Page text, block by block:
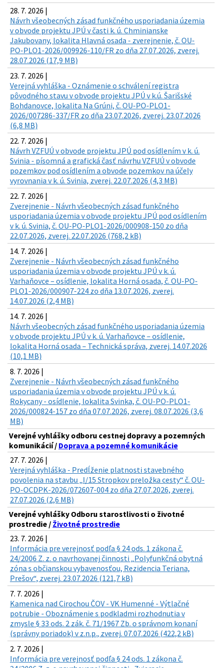
28. 7. 2026 |
Návrh všeobecných zásad funkčného usporiadania územia
v obvode projektu JPÚ v časti k. ú. Chminianske
Jakubovany, lokalita Hlavná osada - zverejnenie, č. OU-
PO-PLO1-2026/009926-110/FR zo dňa 27.07.2026, zverej.
28.07.2026 (17,9 MB)
23. 7. 2026 |
Verejná vyhláška - Oznámenie o schválení registra
pôvodného stavu v obvode projektu JPÚ v k.ú. Šarišské
Bohdanovce, lokalita Na Grúni, č. OU-PO-PLO1-
2026/007286-337/FR zo dňa 23.07.2026, zverej. 23.07.2026
(6,8 MB)
22. 7. 2026 |
Návrh VZFUÚ v obvode projektu JPÚ pod osídlením v k. ú.
Svinia - písomná a grafická časť návrhu VZFUÚ v obvode
pozemkov pod osídlením a obvode pozemkov na účely
vyrovnania v k. ú. Svinia, zverej. 22.07.2026 (4,3 MB)
22. 7. 2026 |
Zverejnenie - Návrh všeobecných zásad funkčného
usporiadania územia v obvode projektu JPÚ pod osídlením
v k. ú. Svinia, č. OU-PO-PLO1-2026/000908-150 zo dňa
22.07.2026, zverej. 22.07.2026 (768,2 kB)
14. 7. 2026 |
Zverejnenie - Návrh všeobecných zásad funkčného
usporiadania územia v obvode projektu JPÚ v k. ú.
Varhaňovce – osídlenie, lokalita Horná osada, č. OU-PO-
PLO1-2026/000907-224 zo dňa 13.07.2026, zverej.
14.07.2026 (2,4 MB)
14. 7. 2026 |
Návrh všeobecných zásad funkčného usporiadania územia
v obvode projektu JPÚ v k. ú. Varhaňovce – osídlenie,
lokalita Horná osada – Technická správa, zverej. 14.07.2026
(10,1 MB)
8. 7. 2026 |
Zverejnenie - Návrh všeobecných zásad funkčného
usporiadania územia v obvode projektu JPÚ v k. ú.
Rokycany - osídlenie, lokalita Svinka, č. OU-PO-PLO1-
2026/000824-157 zo dňa 07.07.2026, zverej. 08.07.2026 (3,6
MB)
Verejné vyhlášky odboru cestnej dopravy a pozemných
komunikácií / Doprava a pozemné komunikácie
27. 7. 2026 |
Verejná vyhláška - Predĺženie platnosti stavebného
povolenia na stavbu „I/15 Stropkov preložka cesty“ č. OU-
PO-OCDPK-2026/072607-004 zo dňa 27.07.2026, zverej.
27.07.2026 (2,6 MB)
Verejné vyhlášky Odboru starostlivosti o životné
prostredie / Životné prostredie
23. 7. 2026 |
Informácia pre verejnosť podľa § 24 ods. 1 zákona č.
24/2006 Z. z. o navrhovanej činnosti „Polyfunkčná obytná
zóna s občianskou vybavenosťou, Rezidencia Teriana,
Prešov“, zverej. 23.07.2026 (121,7 kB)
7. 7. 2026 |
Kamenica nad Cirochou ČOV - VK Humenné - Výtlačné
potrubie - Oboznámenie s podkladmi rozhodnutia v
zmysle § 33 ods. 2 zák. č. 71/1967 Zb. o správnom konaní
(správny poriadok) v z.n.p., zverej. 07.07.2026 (422,2 kB)
2. 7. 2026 |
Informácia pre verejnosť podľa § 24 ods. 1 zákona č.